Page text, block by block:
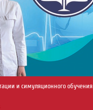
и симуляционного обучения